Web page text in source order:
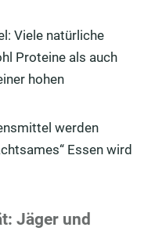
Viele natürliche
Proteine als auch
hohen
werden
Essen wird
Jäger und